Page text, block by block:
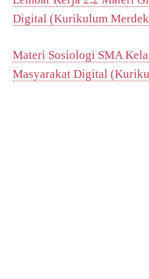
Digital (Kurikulum
Materi Sosiologi SMA
Masyarakat Digital